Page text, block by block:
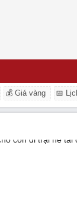
💰 Giá vàng 📅